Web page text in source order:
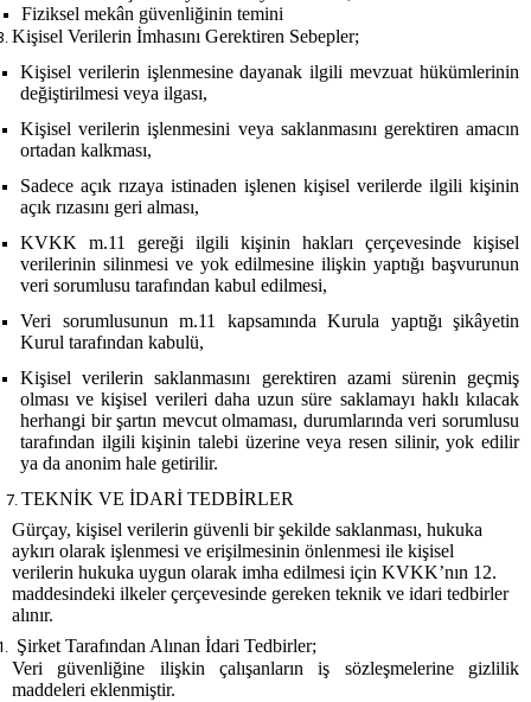
Fiziksel mekân güvenliğinin temini
Kişisel Verilerin İmhasını Gerektiren Sebepler;
Kişisel verilerin işlenmesine dayanak ilgili mevzuat hükümlerinin
değiştirilmesi veya ilgası,
Kişisel verilerin işlenmesini veya saklanmasını gerektiren amacın
ortadan kalkması,
Sadece açık rızaya istinaden işlenen kişisel verilerde ilgili kişinin
açık rızasını geri alması,
KVKK m.11 gereği ilgili kişinin hakları çerçevesinde kişisel
verilerinin silinmesi ve yok edilmesine ilişkin yaptığı başvurunun
veri sorumlusu tarafından kabul edilmesi,
Veri sorumlusunun m.11 kapsamında Kurula yaptığı şikâyetin
Kurul tarafından kabulü,
Kişisel verilerin saklanmasını gerektiren azami sürenin geçmiş
olması ve kişisel verileri daha uzun süre saklamayı haklı kılacak
herhangi bir şartın mevcut olmaması, durumlarında veri sorumlusu
tarafından ilgili kişinin talebi üzerine veya resen silinir, yok edilir
ya da anonim hale getirilir.
TEKNİK VE İDARİ TEDBİRLER
Gürçay, kişisel verilerin güvenli bir şekilde saklanması, hukuka
aykırı olarak işlenmesi ve erişilmesinin önlenmesi ile kişisel
verilerin hukuka uygun olarak imha edilmesi için KVKK’nın 12.
maddesindeki ilkeler çerçevesinde gereken teknik ve idari tedbirler
alınır.
Şirket Tarafından Alınan İdari Tedbirler;
Veri güvenliğine ilişkin çalışanların iş sözleşmelerine gizlilik
maddeleri eklenmiştir.